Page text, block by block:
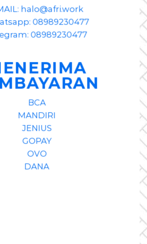
halo@afri.work
08989230477
08989230477
BCA
MANDIRI
JENIUS
GOPAY
OVO
DANA